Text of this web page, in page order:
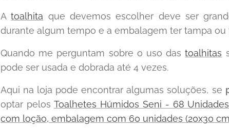
Atoalhita que devemos escolher deve ser
durante algum tempo e a embalagem ter tampa ou
Quando me perguntam sobre o uso dastoalhitas
pode ser usada e dobrada até 4 vezes.
Aqui na loja pode encontrar algumas soluções, se
optar pelos Toalhetes Húmidos Seni - 68
com loção, embalagem com 60 unidades (20x30